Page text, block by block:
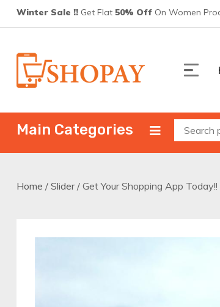
Skip
to
Winter Sale !! Get Flat 50% Off On Women
Main Categories
Home / Slider/ Get Your Shopping App Today!!